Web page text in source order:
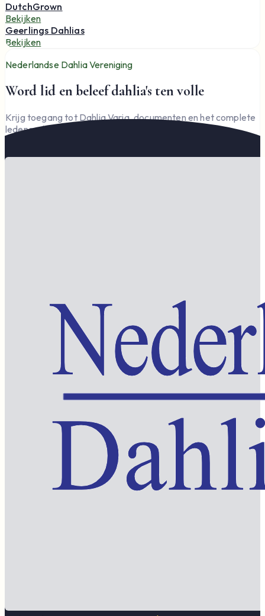
DutchGrown
Bekijken
Geerlings Dahlias
Bekijken
Nederlandse Dahlia Vereniging
Word lid en beleef dahlia's ten volle
Krijg toegang tot Dahlia Varia, documenten en het complete
ledengedeelte — en steun de vereniging.